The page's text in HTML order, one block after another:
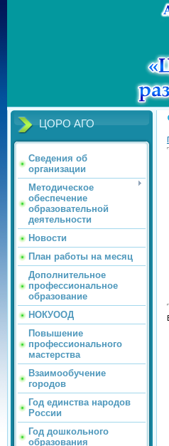
ЦОРО АГО
Сведения об
организации
Методическое
обеспечение
образовательной
деятельности
Новости
План работы на месяц
Дополнительное
профессиональное
образование
НОКУООД
Повышение
профессионального
мастерства
Взаимообучение
городов
Год единства народов
России
Год дошкольного
образования